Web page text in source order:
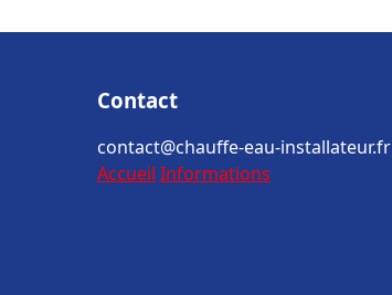
Contact
contact@chauffe-eau-installateur.fr
Accueil Informations